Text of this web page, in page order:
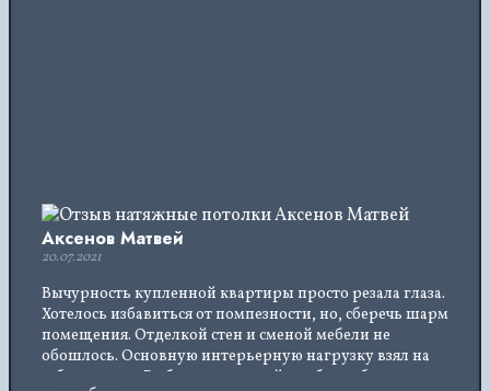
Аксенов Матвей
20.07.2021
Вычурность купленной квартиры просто резала глаза.
Хотелось избавиться от помпезности, но, сберечь шарм
помещения. Отделкой стен и сменой мебели не
обошлось. Основную интерьерную нагрузку взял на
себе потолок. Выбрал сатиновый, чтобы не было